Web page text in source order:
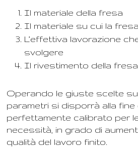
Il materiale della fresa
Il materiale su cui la
L’effettiva lavorazione
svolgere
Il rivestimento della fresa
Operando le giuste scelte
parametri si disporrà alla fine
perfettamente calibrato per
necessità, in grado di
qualità del lavoro finito.